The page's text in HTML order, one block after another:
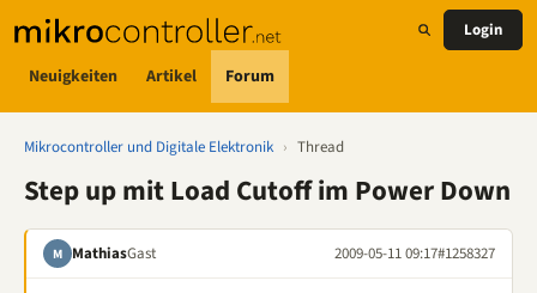
Neuigkeiten Artikel Forum
Login
Mikrocontroller und Digitale Elektronik › Thread
Step up mit Load Cutoff im Power Down
M MathiasGast 2009-05-11 09:17#1258327